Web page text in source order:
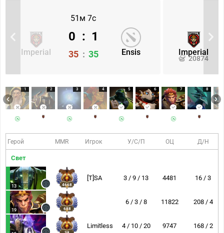
51м 7с
Imperial Ensis
0 : 1
35 : 35 Imperial
20874
1 2 3 4 5 6 7 8
Герой MMR Игрок У/С/П ОЦ Д/Н
Свет
13 4668
[T]SA 3 / 9 / 13 4481 16 / 3
19 688
6 / 3 / 8 11822 208 / 4
Limitless 4 / 10 / 20 9747 168 / 2